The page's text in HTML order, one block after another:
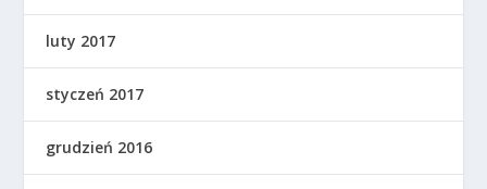
luty 2017
styczeń 2017
grudzień 2016